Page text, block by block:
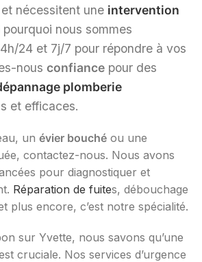
nécessitent une intervention
pourquoi nous sommes
24 et 7j/7 pour répondre à vos
nous confiance pour des
plomberie
et efficaces.
un évier bouché ou une
contactez-nous. Nous avons
pour diagnostiquer et
Réparation de fuites, débouchage
plus encore, c’est notre spécialité.
sur Yvette, nous savons qu’une
cruciale. Nos services d’urgence